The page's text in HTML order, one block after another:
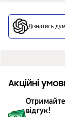
Дізнатись
Акційні
відгук!